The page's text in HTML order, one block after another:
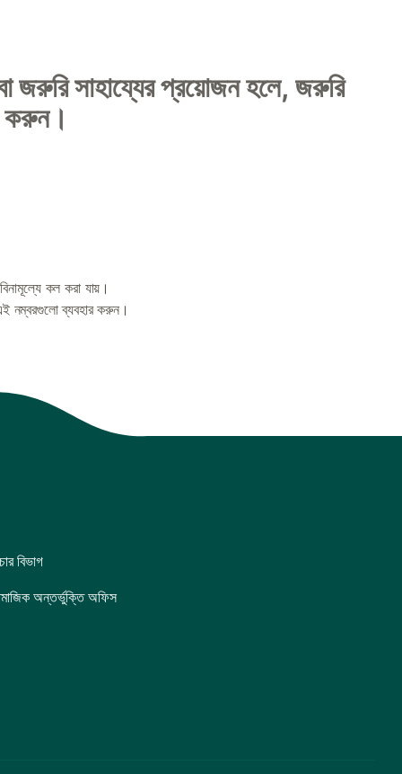
জরুরি সাহায্যের প্রয়োজন হলে, জরুরি
করুন।
কল করা যায়।
নম্বরগুলো ব্যবহার করুন।
বিভাগ
অন্তর্ভুক্তি অফিস